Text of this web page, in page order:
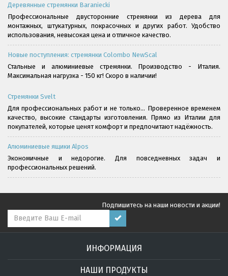
Деревянные стремянки Baraniecki
Профессиональные двусторонние стремянки из дерева для
монтажных, штукатурных, покрасочных и других работ. Удобство
использования, невысокая цена и отличное качество.
Новые поступления: стремянки Colombo NewScal
Стальные и алюминиевые стремянки. Производство - Италия.
Максимальная нагрузка - 150 кг! Скоро в наличии!
Стремянки Svelt
Для профессиональных работ и не только... Проверенное временем
качество, высокие стандарты изготовления. Прямо из Италии для
покупателей, которые ценят комфорт и предпочитают надёжность.
Алюминиевые ящики Alpos
Экономичные и недорогие. Для повседневных задач и
профессиональных решений.
Подпишитесь на наши новости и акции!
ИНФОРМАЦИЯ
НАШИ ПРОДУКТЫ